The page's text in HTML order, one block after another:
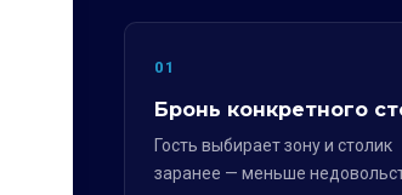
01
Бронь конкретного
Гость выбирает зону и столик
заранее — меньше